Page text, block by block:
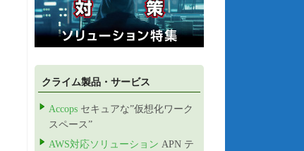
クライム製品・サービス
Accops セキュアな”仮想化ワーク
スペース”
AWS対応ソリューション APN テ